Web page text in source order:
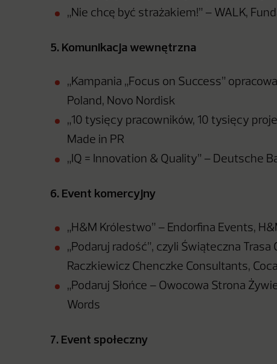
„Nie chcę być strażakiem!” – WALK,
5. Komunikacja wewnętrzna
„Kampania „Focus on Success”
Poland, Novo Nordisk
„10 tysięcy pracowników, 10 tysięcy
Made in PR
„IQ = Innovation & Quality” – Deutsche
6. Event komercyjny
„H&M Królestwo” – Endorfina Events,
„Podaruj radość”, czyli Świąteczna Trasa
Raczkiewicz Chenczke Consultants,
„Podaruj Słońce – Owocowa Strona
Words
7. Event społeczny